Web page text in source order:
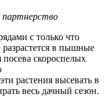
партнерство
с только что
разрастется в пышные
скороспелых
растения высевать в
весь дачный сезон.